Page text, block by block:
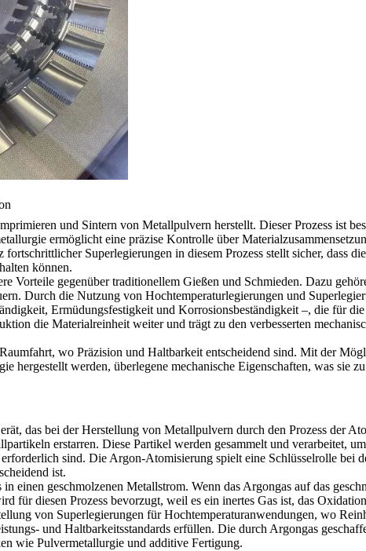
und Sintern von Metallpulvern herstellt. Dieser Prozess ist
ermöglicht eine präzise Kontrolle über
Superlegierungen in diesem Prozess stellt sicher, dass
können.
Vorteile gegenüber traditionellem Gießen und Schmieden. Dazu
Durch die Nutzung von Hochtemperaturlegierungen und
Ermüdungsfestigkeit und Korrosionsbeständigkeit –, die für
die Materialreinheit weiter und trägt zu den verbesserten
wo Präzision und Haltbarkeit entscheidend sind. Mit der
hergestellt werden, überlegene mechanische Eigenschaften, was
das bei der Herstellung von Metallpulvern durch den Prozess der
erstarren. Diese Partikel werden gesammelt und verarbeitet,
sind. Die Argon-Atomisierung spielt eine Schlüsselrolle bei
ist.
einen geschmolzenen Metallstrom. Wenn das Argongas auf das
für diesen Prozess bevorzugt, weil es ein inertes Gas ist, das
von Superlegierungen für Hochtemperaturanwendungen, wo
und Haltbarkeitsstandards erfüllen. Die durch Argongas
wie Pulvermetallurgie und additive Fertigung.